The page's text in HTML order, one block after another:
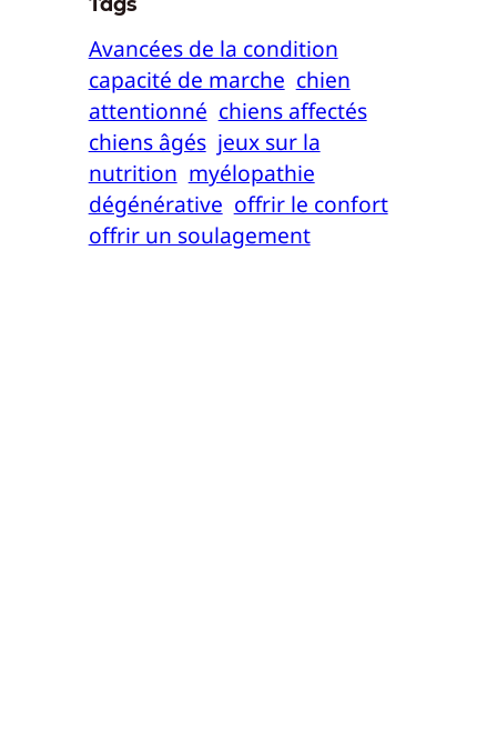
Avancées de la condition
capacité de marche chien
attentionné chiens affectés
chiens âgés jeux sur la
nutrition myélopathie
dégénérative offrir le confort
offrir un soulagement